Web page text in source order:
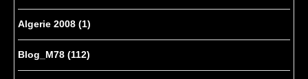
Algerie 2008 (1)
Blog_M78 (112)